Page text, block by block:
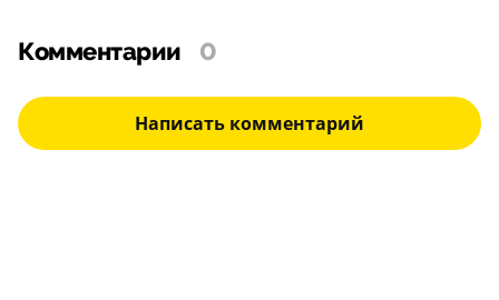
Комментарии 0
Написать комментарий